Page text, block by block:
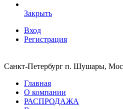
Закрыть
Вход
Регистрация
Санкт-Петербург п. Шушары,
Главная
О компании
РАСПРОДАЖА